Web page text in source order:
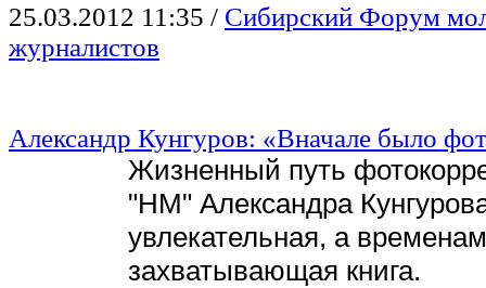
25.03.2012 11:35 / Сибирский Форум
журналистов
Александр Кунгуров: «Вначале было
Жизненный путь
"НМ" Александра
увлекательная, а
захватывающая книга.